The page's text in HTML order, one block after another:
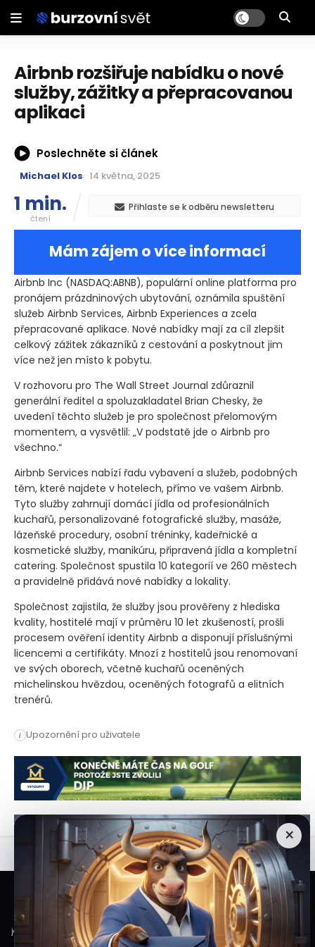
Airbnb rozšiřuje nabídku o nové
služby, zážitky a přepracovanou
aplikaci
Poslechněte si článek
Michael Klos 14 května, 2025
1 min.
čtení
Přihlaste se k odběru newsletteru
Mám zájem o více informací
Airbnb Inc (NASDAQ:ABNB), populární online platforma pro
pronájem prázdninových ubytování, oznámila spuštění
služeb Airbnb Services, Airbnb Experiences a zcela
přepracované aplikace. Nové nabídky mají za cíl zlepšit
celkový zážitek zákazníků z cestování a poskytnout jim
více než jen místo k pobytu.
V rozhovoru pro The Wall Street Journal zdůraznil
generální ředitel a spoluzakladatel Brian Chesky, že
uvedení těchto služeb je pro společnost přelomovým
momentem, a vysvětlil: „V podstatě jde o Airbnb pro
všechno.“
Airbnb Services nabízí řadu vybavení a služeb, podobných
těm, které najdete v hotelech, přímo ve vašem Airbnb.
Tyto služby zahrnují domácí jídla od profesionálních
kuchařů, personalizované fotografické služby, masáže,
lázeňské procedury, osobní tréninky, kadeřnické a
kosmetické služby, manikúru, připravená jídla a kompletní
catering. Společnost spustila 10 kategorií ve 260 městech
a pravidelně přidává nové nabídky a lokality.
Společnost zajistila, že služby jsou prověřeny z hlediska
kvality, hostitelé mají v průměru 10 let zkušeností, prošli
procesem ověření identity Airbnb a disponují příslušnými
licencemi a certifikáty. Mnozí z hostitelů jsou renomovaní
ve svých oborech, včetně kuchařů oceněných
michelinskou hvězdou, oceněných fotografů a elitních
trenérů.
i Upozornění pro uživatele
Airbnb Inc (NASDAQ:ABNB), populární online platforma
×
Veškeré informace a materiály zveřejněné na internetových stránkách
Burzovního Světa vycházejí z veřejně dostupných a důvěryhodných zdrojů. Při
jejich zpracování je postupováno s odbornou péčí a cílem poskytovat čtenářům